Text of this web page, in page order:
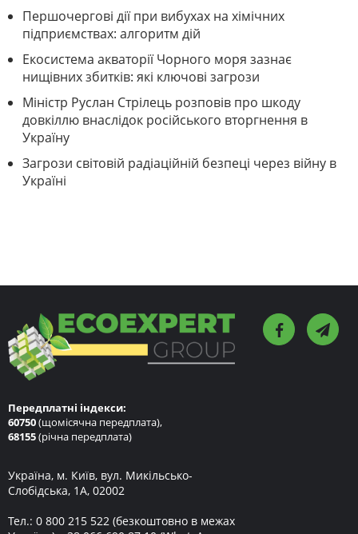
Першочергові дії при вибухах на хімічних
підприємствах: алгоритм дій
Екосистема акваторії Чорного моря зазнає
нищівних збитків: які ключові загрози
Міністр Руслан Стрілець розповів про шкоду
довкіллю внаслідок російського вторгнення в
Україну
Загрози світовій радіаційній безпеці через війну в
Україні
Передплатні індекси:
60750(щомісячна передплата),
68155(річна передплата)
Україна, м. Київ, вул. Микільсько-
Слобідська, 1А, 02002
Тел.: 0 800 215 522 (безкоштовно в межах